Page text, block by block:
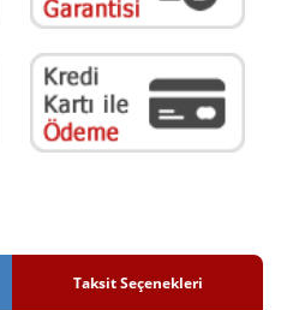
Taksit Seçenekleri